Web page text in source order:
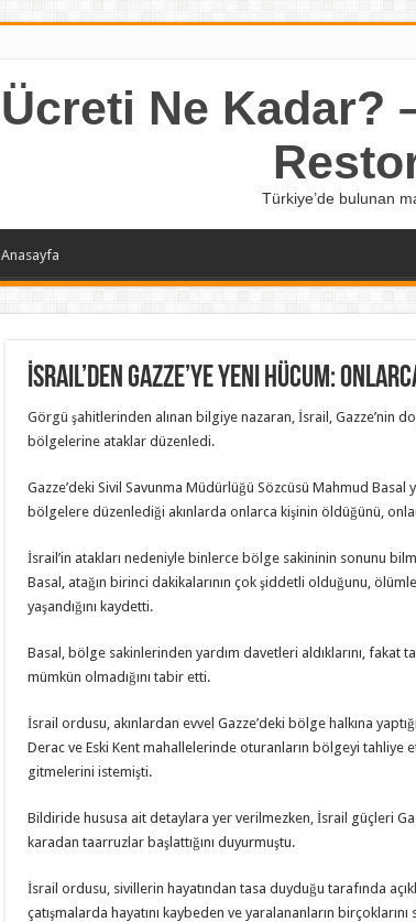
Ücreti Ne Kadar?
Türkiye’de bulunan
Anasayfa
İsrail’den Gazze’ye yeni hücum:
Görgü şahitlerinden alınan bilgiye nazaran, İsrail, Gazze’nin
bölgelerine ataklar düzenledi.
Gazze’deki Sivil Savunma Müdürlüğü Sözcüsü Mahmud Basal
bölgelere düzenlediği akınlarda onlarca kişinin öldüğünü,
İsrail’in atakları nedeniyle binlerce bölge sakininin sonunu
Basal, atağın birinci dakikalarının çok şiddetli olduğunu,
yaşandığını kaydetti.
Basal, bölge sakinlerinden yardım davetleri aldıklarını, fakat
mümkün olmadığını tabir etti.
İsrail ordusu, akınlardan evvel Gazze’deki bölge halkına
Derac ve Eski Kent mahallelerinde oturanların bölgeyi tahliye
gitmelerini istemişti.
Bildiride hususa ait detaylara yer verilmezken, İsrail güçleri
karadan taarruzlar başlattığını duyurmuştu.
İsrail ordusu, sivillerin hayatından tasa duyduğu tarafında
çatışmalarda hayatını kaybeden ve yaralananların